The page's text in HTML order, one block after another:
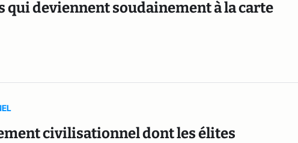
qui deviennent soudainement à la carte
civilisationnel dont les élites